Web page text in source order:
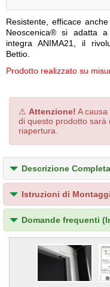
Resistente, efficace
Neoscenica® si adatta
integra ANIMA21, il
Bettio.
Prodotto realizzato su
⚠ Attenzione! A
di questo prodotto sarà
riapertura.
Descrizione Completa
Istruzioni di
Domande frequenti